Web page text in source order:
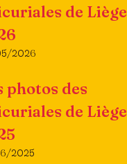
de Liège
2026
photos des
de Liège
2025